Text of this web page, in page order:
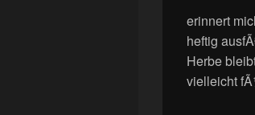
erinnert
heftig
Herbe
vielleicht